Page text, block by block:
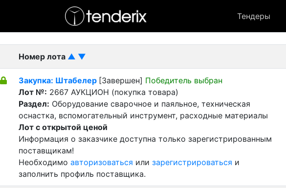
Тендеры
- Завершенный лот
Номер лота ▲ ▼
Закупка: Штабелер [Завершен] Победитель выбран
Лот №: 2667 АУКЦИОН (покупка товара)
Раздел: Оборудование сварочное и паяльное, техническая
оснастка, вспомогательный инструмент, расходные материалы
Лот с открытой ценой
Информация о заказчике доступна только зарегистрированным
поставщикам!
Необходимо авторизоваться или зарегистрироваться и
заполнить профиль поставщика.